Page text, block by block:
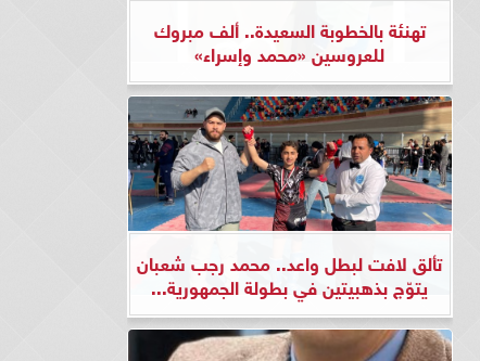
تهنئة بالخطوبة السعيدة.. ألف مبروك
للعروسين «محمد وإسراء»
تألق لافت لبطل واعد.. محمد رجب شعبان
يتوّج بذهبيتين في بطولة الجمهورية...